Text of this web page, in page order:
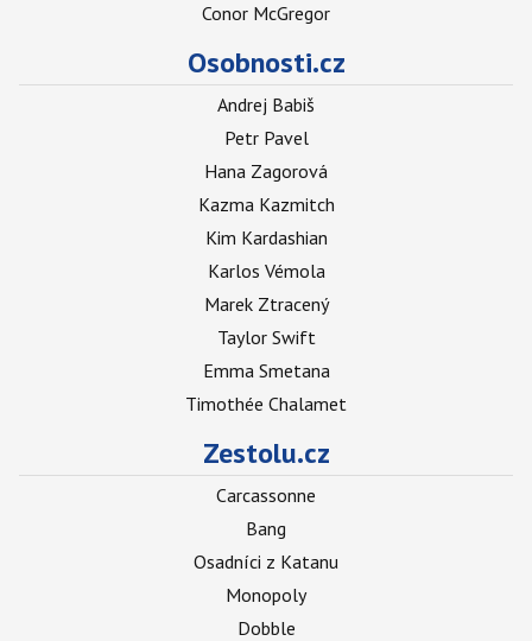
Conor McGregor
Osobnosti.cz
Andrej Babiš
Petr Pavel
Hana Zagorová
Kazma Kazmitch
Kim Kardashian
Karlos Vémola
Marek Ztracený
Taylor Swift
Emma Smetana
Timothée Chalamet
Zestolu.cz
Carcassonne
Bang
Osadníci z Katanu
Monopoly
Dobble